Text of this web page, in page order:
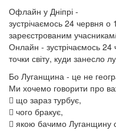
Офлайн у Дніпрі -
зустрічаємось 24 червня
зареєстрованим
Онлайн - зустрічаємось
точки світу, куди занесло
Бо Луганщина - це не
Ми хочемо говорити про
 що зараз турбує,
 чого бракує,
 якою бачимо Луганщину